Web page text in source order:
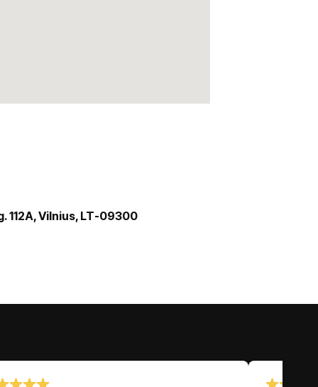
112A, Vilnius, LT-09300